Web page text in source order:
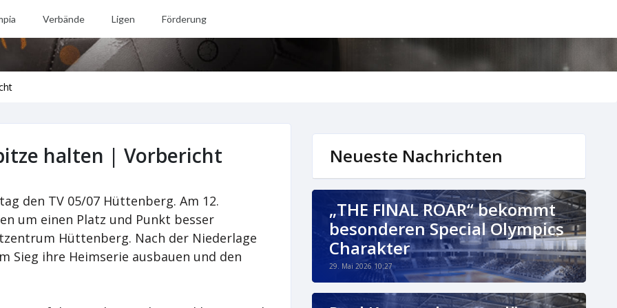
Verbände Ligen Förderung
halten | Vorbericht
den TV 05/07 Hüttenberg. Am 12.
um einen Platz und Punkt besser
Hüttenberg. Nach der Niederlage
Sieg ihre Heimserie ausbauen und den
Neueste Nachrichten
„THE FINAL ROAR“ bekommt
besonderen Special Olympics
Charakter
29. Mai 2026 10:27